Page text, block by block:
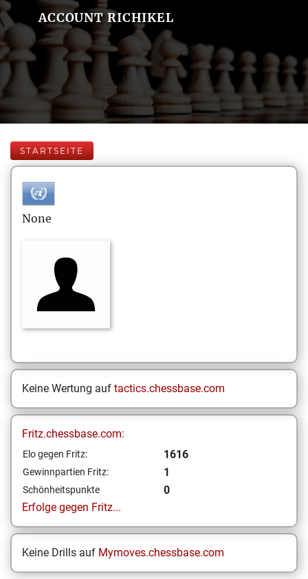
ACCOUNT RICHIKEL
STARTSEITE
None
Keine Wertung auf tactics.chessbase.com
Fritz.chessbase.com:
Elo gegen Fritz: 1616
Gewinnpartien Fritz: 1
Schönheitspunkte
0
Erfolge gegen Fritz...
Keine Drills auf Mymoves.chessbase.com